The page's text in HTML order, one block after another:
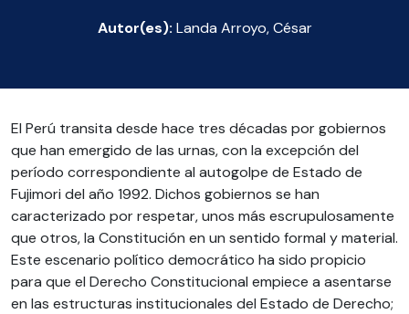
Autor(es): Landa Arroyo, César
El Perú transita desde hace tres décadas por gobiernos
que han emergido de las urnas, con la excepción del
período correspondiente al autogolpe de Estado de
Fujimori del año 1992. Dichos gobiernos se han
caracterizado por respetar, unos más escrupulosamente
que otros, la Constitución en un sentido formal y material.
Este escenario político democrático ha sido propicio
para que el Derecho Constitucional empiece a asentarse
en las estructuras institucionales del Estado de Derecho;